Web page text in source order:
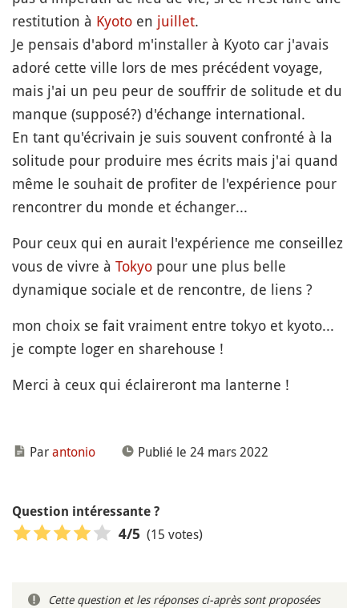
restitution à Kyoto en juillet.
Je pensais d'abord m'installer à Kyoto car j'avais
adoré cette ville lors de mes précédent voyage,
mais j'ai un peu peur de souffrir de solitude et du
manque (supposé?) d'échange international.
En tant qu'écrivain je suis souvent confronté à la
solitude pour produire mes écrits mais j'ai quand
même le souhait de profiter de l'expérience pour
rencontrer du monde et échanger...
Pour ceux qui en aurait l'expérience me conseillez
vous de vivre à Tokyo pour une plus belle
dynamique sociale et de rencontre, de liens ?
mon choix se fait vraiment entre tokyo et kyoto...
je compte loger en sharehouse !
Merci à ceux qui éclaireront ma lanterne !
Parantonio Publié le 24 mars 2022
Question intéressante ?
4/5 (15 votes)
Cette question et les réponses ci-après sont proposées